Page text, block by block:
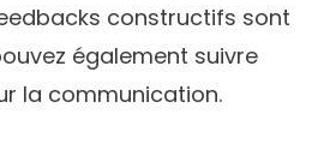
constructifs sont
également suivre
la communication.